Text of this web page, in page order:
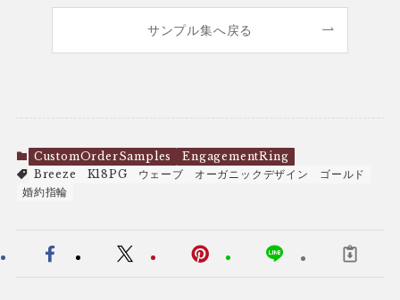
サンプル集へ戻る
CustomOrderSamples
EngagementRing
Breeze
K18PG ウェーブ オーガニックデザイン
ゴールド
婚約指輪